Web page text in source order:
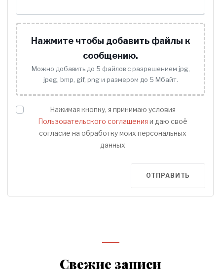
Нажмите чтобы добавить файлы к
сообщению.
Можно добавить до 5 файлов с разрешением jpg,
jpeg, bmp, gif, png и размером до 5 Мбайт.
Нажимая кнопку, я принимаю условия
Пользовательского соглашения и даю своё
согласие на обработку моих персональных
данных
ОТПРАВИТЬ
Свежие записи